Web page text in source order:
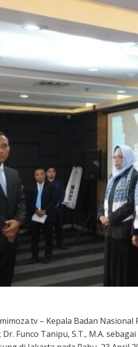
– Kepala Badan
Funco Tanipu, S.T., M.A.